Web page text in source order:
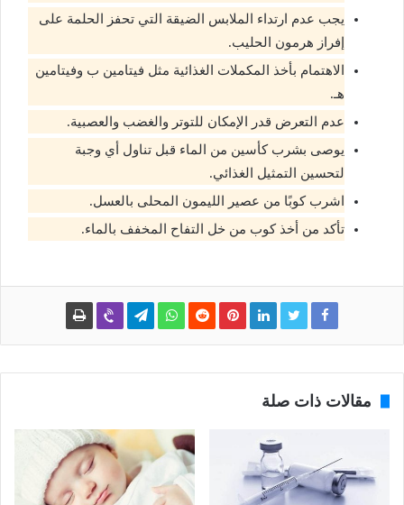
يجب عدم ارتداء الملابس الضيقة التي تحفز الحلمة على
إفراز هرمون الحليب.
الاهتمام بأخذ المكملات الغذائية مثل فيتامين ب وفيتامين
هـ.
عدم التعرض قدر الإمكان للتوتر والغضب والعصبية.
يوصى بشرب كأسين من الماء قبل تناول أي وجبة
لتحسين التمثيل الغذائي.
اشرب كوبًا من عصير الليمون المحلى بالعسل.
تأكد من أخذ كوب من خل التفاح المخفف بالماء.
مقالات ذات صلة